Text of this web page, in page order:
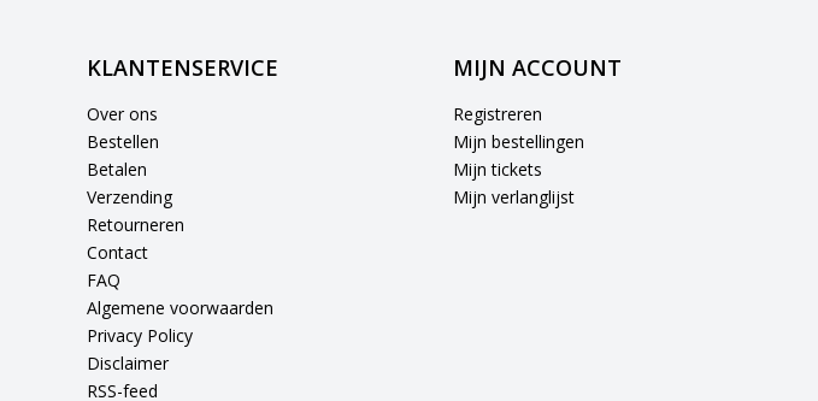
KLANTENSERVICE
Over ons
Bestellen
Betalen
Verzending
Retourneren
Contact
FAQ
Algemene voorwaarden
Privacy Policy
Disclaimer
RSS-feed
MIJN ACCOUNT
Registreren
Mijn bestellingen
Mijn tickets
Mijn verlanglijst